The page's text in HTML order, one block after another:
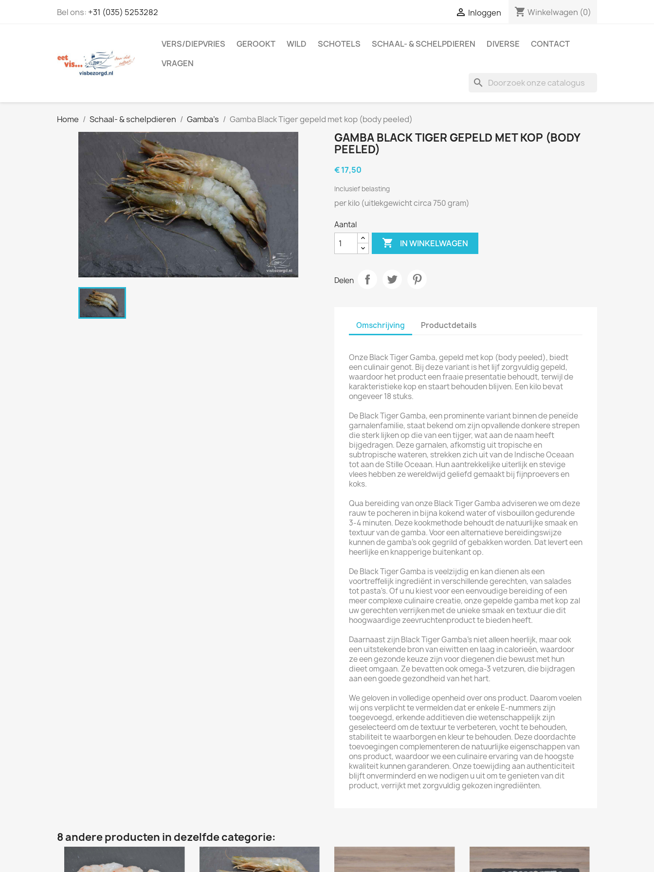
Bel ons: +31 (035) 5253282  Inloggen shopping_cart Winkelwagen (0)
VERS/DIEPVRIES GEROOKT WILD SCHOTELS SCHAAL- & SCHELPDIEREN DIVERSE
CONTACT
VRAGEN
search
Home Schaal- & schelpdieren Gamba's Gamba Black Tiger gepeld met kop (body peeled)
GAMBA BLACK TIGER GEPELD MET KOP (BODY
PEELED)
€ 17,50
Inclusief belasting
per kilo (uitlekgewicht circa 750 gram)
Aantal
 IN WINKELWAGEN
Delen
Omschrijving Productdetails
Onze Black Tiger Gamba, gepeld met kop (body peeled), biedt
een culinair genot. Bij deze variant is het lijf zorgvuldig gepeld,
waardoor het product een fraaie presentatie behoudt, terwijl de
karakteristieke kop en staart behouden blijven. Een kilo bevat
ongeveer 18 stuks.
De Black Tiger Gamba, een prominente variant binnen de peneïde
garnalenfamilie, staat bekend om zijn opvallende donkere strepen
die sterk lijken op die van een tijger, wat aan de naam heeft
bijgedragen. Deze garnalen, afkomstig uit tropische en
subtropische wateren, strekken zich uit van de Indische Oceaan
tot aan de Stille Oceaan. Hun aantrekkelijke uiterlijk en stevige
vlees hebben ze wereldwijd geliefd gemaakt bij fijnproevers en
koks.
Qua bereiding van onze Black Tiger Gamba adviseren we om deze
rauw te pocheren in bijna kokend water of visbouillon gedurende
3-4 minuten. Deze kookmethode behoudt de natuurlijke smaak en
textuur van de gamba. Voor een alternatieve bereidingswijze
kunnen de gamba's ook gegrild of gebakken worden. Dat levert een
heerlijke en knapperige buitenkant op.
De Black Tiger Gamba is veelzijdig en kan dienen als een
voortreffelijk ingrediënt in verschillende gerechten, van salades
tot pasta's. Of u nu kiest voor een eenvoudige bereiding of een
meer complexe culinaire creatie, onze gepelde gamba met kop zal
uw gerechten verrijken met de unieke smaak en textuur die dit
hoogwaardige zeevruchtenproduct te bieden heeft.
Daarnaast zijn Black Tiger Gamba's niet alleen heerlijk, maar ook
een uitstekende bron van eiwitten en laag in calorieën, waardoor
ze een gezonde keuze zijn voor diegenen die bewust met hun
dieet omgaan. Ze bevatten ook omega-3 vetzuren, die bijdragen
aan een goede gezondheid van het hart.
We geloven in volledige openheid over ons product. Daarom voelen
wij ons verplicht te vermelden dat er enkele E-nummers zijn
toegevoegd, erkende additieven die wetenschappelijk zijn
geselecteerd om de textuur te verbeteren, vocht te behouden,
stabiliteit te waarborgen en kleur te behouden. Deze doordachte
toevoegingen complementeren de natuurlijke eigenschappen van
ons product, waardoor we een culinaire ervaring van de hoogste
kwaliteit kunnen garanderen. Onze toewijding aan authenticiteit
blijft onverminderd en we nodigen u uit om te genieten van dit
product, verrijkt met zorgvuldig gekozen ingrediënten.
8 andere producten in dezelfde categorie: